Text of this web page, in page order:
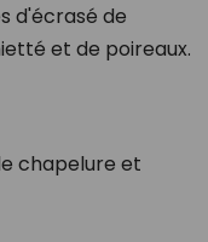
d'écrasé de
et de poireaux.
chapelure et